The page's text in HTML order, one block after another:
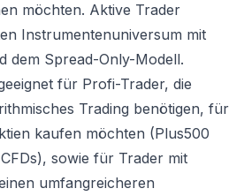
möchten. Aktive Trader
Instrumentenuniversum mit
dem Spread-Only-Modell.
für Profi-Trader, die
Trading benötigen, für
kaufen möchten (Plus500
sowie für Trader mit
umfangreicheren